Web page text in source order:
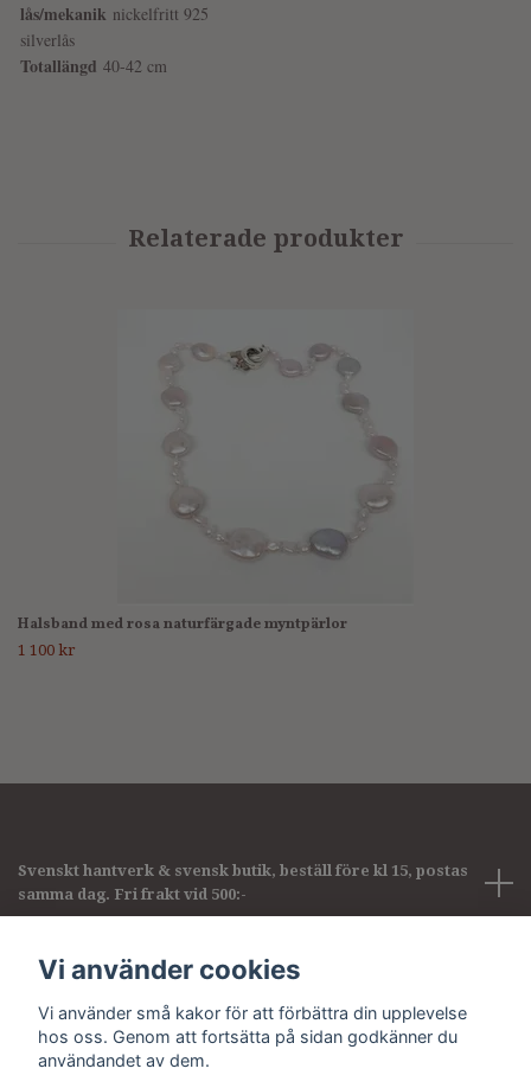
lås/mekanik nickelfritt 925
silverlås
Totallängd 40-42 cm
Halsband med rosa naturfärgade myntpärlor
1 100 kr
Svenskt hantverk & svensk butik, beställ före kl 15, postas
samma dag. Fri frakt vid 500:-
Företagsinformation
Sociala medier
Vi använder cookies
Vi använder små kakor för att förbättra din upplevelse
hos oss. Genom att fortsätta på sidan godkänner du
användandet av dem.